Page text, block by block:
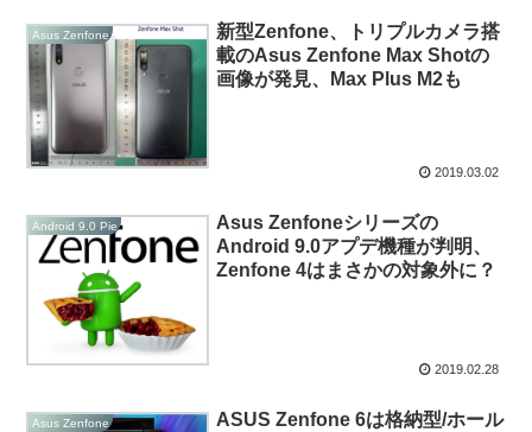
Asus Zenfone
新型Zenfone、トリプルカメラ搭
載のAsus Zenfone Max Shotの
画像が発見、Max Plus M2も
2019.03.02
Android 9.0 Pie
Asus Zenfoneシリーズの
Android 9.0アプデ機種が判明、
Zenfone 4はまさかの対象外に？
2019.02.28
Asus Zenfone
ASUS Zenfone 6は格納型/ホール